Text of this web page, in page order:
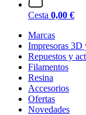
Cesta 0,00 €
Marcas
Impresoras 3D
Repuestos y
Filamentos
Resina
Accesorios
Ofertas
Novedades